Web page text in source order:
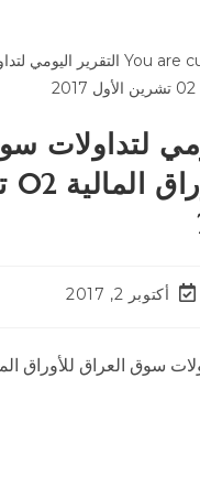
لتداولات
أكتوبر 2, 2017